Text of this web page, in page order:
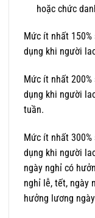
hoặc chức
Mức ít nhất
dụng khi người
Mức ít nhất
dụng khi người
tuần.
Mức ít nhất
dụng khi người
ngày nghỉ có
nghỉ lễ, tết, ngày
hưởng lương